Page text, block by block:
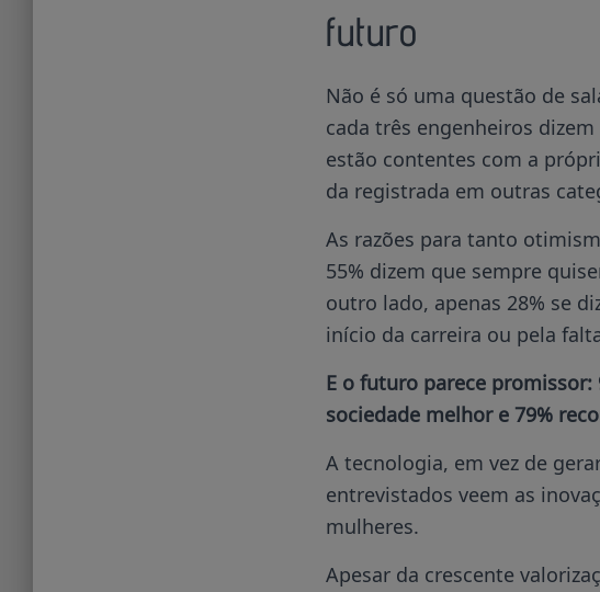
futuro
Não é só uma questão de
cada três engenheiros
estão contentes com a
da registrada em outras
As razões para tanto
55% dizem que sempre
outro lado, apenas 28% se
início da carreira ou pela
E o futuro parece
sociedade melhor e 79%
A tecnologia, em vez de
entrevistados veem as
mulheres.
Apesar da crescente